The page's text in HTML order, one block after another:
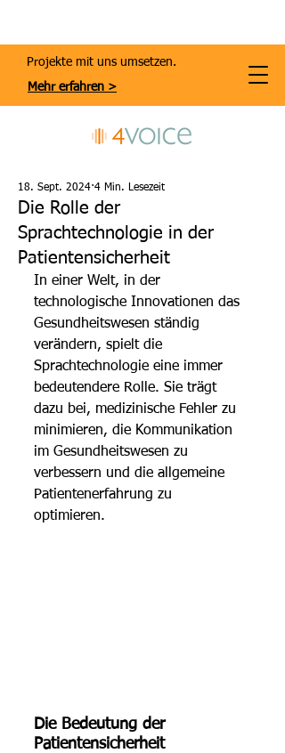
Projekte mit uns umsetzen.
Mehr erfahren >
Die Rolle der
Sprachtechnologie in der
Patientensicherheit
18. Sept. 2024 4 Min. Lesezeit
In einer Welt, in der
technologische Innovationen das
Gesundheitswesen ständig
verändern, spielt die
Sprachtechnologie eine immer
bedeutendere Rolle. Sie trägt
dazu bei, medizinische Fehler zu
minimieren, die Kommunikation
im Gesundheitswesen zu
verbessern und die allgemeine
Patientenerfahrung zu
optimieren.
Die Bedeutung der
Patientensicherheit